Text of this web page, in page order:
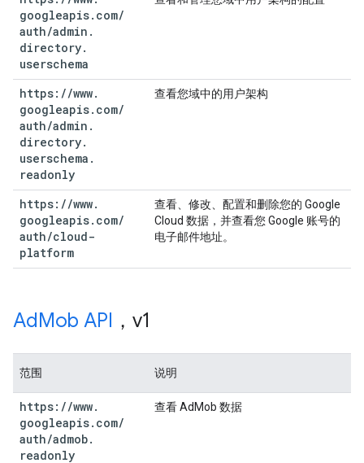
googleapis. com/
auth/admin .
directory.
userschema
https: //www.
googleapis. com/
auth/admin .
directory.
userschema .
readonly
查看您域中的用户架构
https: //www.
googleapis. com/
auth/cloud-
platform
查看、修改、配置和删除您的 Google
Cloud 数据，并查看您 Google 账号的
电子邮件地址。
AdMob API ，v1
范围 说明
https: //www.
googleapis. com/
auth/admob.
readonly
查看 AdMob 数据